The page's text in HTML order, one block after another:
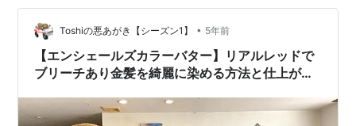
Toshiの悪あがき【シーズン1】 • 5年前
【エンシェールズカラーバター】リアルレッドで
ブリーチあり金髪を綺麗に染める方法と仕上がり